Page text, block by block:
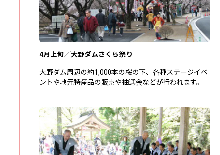
4月上旬／大野ダムさくら祭り
大野ダム周辺の約1,000本の桜の下、各種ステージイベ
ントや地元特産品の販売や抽選会などが行われます。